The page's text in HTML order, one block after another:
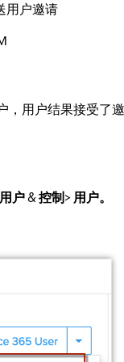
用户邀请
，用户结果接受了
用户&控制 > 用户。